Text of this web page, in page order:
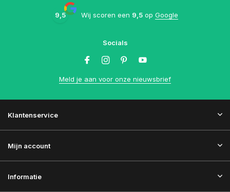
9,5 Wij scoren een 9,5 op Google
Socials
Meld je aan voor onze nieuwsbrief
Klantenservice
Mijn account
Informatie